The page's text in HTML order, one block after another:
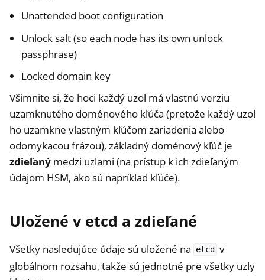
Unattended boot configuration
Unlock salt (so each node has its own unlock
passphrase)
Locked domain key
Všimnite si, že hoci každý uzol má vlastnú verziu
uzamknutého doménového kľúča (pretože každý uzol
ho uzamkne vlastným kľúčom zariadenia alebo
odomykacou frázou), základný doménový kľúč je
zdieľaný medzi uzlami (na prístup k ich zdieľaným
údajom HSM, ako sú napríklad kľúče).
Uložené v etcd a zdieľané
Všetky nasledujúce údaje sú uložené na etcd
v
globálnom rozsahu, takže sú jednotné pre všetky uzly